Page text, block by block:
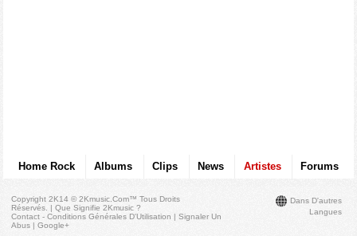
Home Rock Albums Clips News Artistes Forums
Dans D'autres
Langues
Copyright 2K14 © 2Kmusic.com™Tous Droits
Réservés . |Que Signifie 2Kmusic ?
Contact - Conditions Générales D'Utilisation |Signaler Un
Abus |Google+